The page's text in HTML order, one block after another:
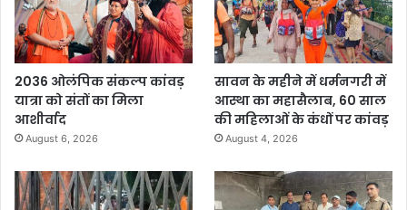
2036 ओलंपिक संकल्प कांवड़
यात्रा को संतों का मिला
आशीर्वाद
August 6, 2026
सावन के महीने में धर्मनगरी में
आस्था का महासैलाब, 60 साल
की महिलाओं के कंधों पर कांवड़
August 4, 2026